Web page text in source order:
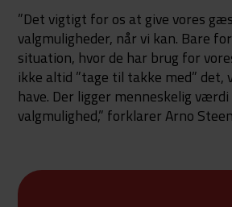
”Det vigtigt for os at give vores
valgmuligheder, når vi kan. Bare
situation, hvor de har brug for
ikke altid ”tage til takke med” det,
have. Der ligger menneskelig
valgmulighed,” forklarer Arno